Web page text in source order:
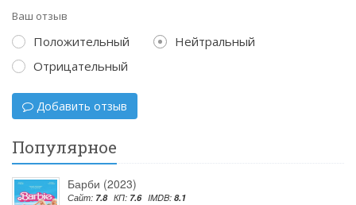
Ваш отзыв
Положительный
Нейтральный
Отрицательный
Добавить отзыв
Популярное
Барби (2023)
Сайт: 7.8 КП: 7.6 IMDB: 8.1